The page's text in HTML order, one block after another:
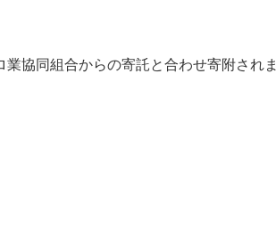
協同組合からの寄託と合わせ寄附されま